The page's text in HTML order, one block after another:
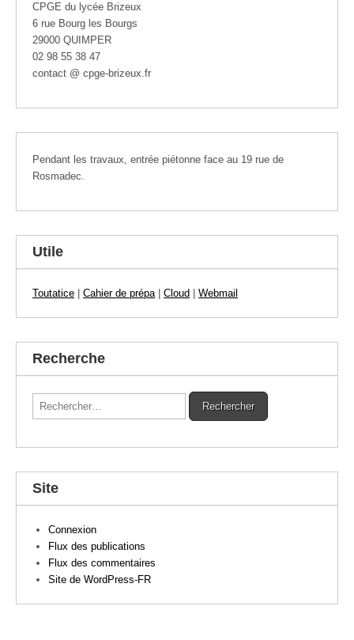
CPGE du lycée Brizeux
6 rue Bourg les Bourgs
29000 QUIMPER
02 98 55 38 47
contact @ cpge-brizeux.fr
Pendant les travaux, entrée piétonne face au 19 rue de
Rosmadec.
Utile
Toutatice Cahier de prépa| Cloud Webmail
Recherche
Rechercher :
Site
Connexion
Flux des publications
Flux des commentaires
Site de WordPress-FR